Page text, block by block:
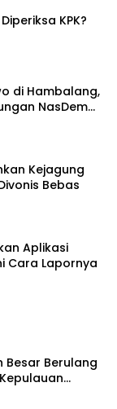
KPK?
di Hambalang,
NasDem
Kejagung
Bebas
Aplikasi
Cara Lapornya
Besar Berulang